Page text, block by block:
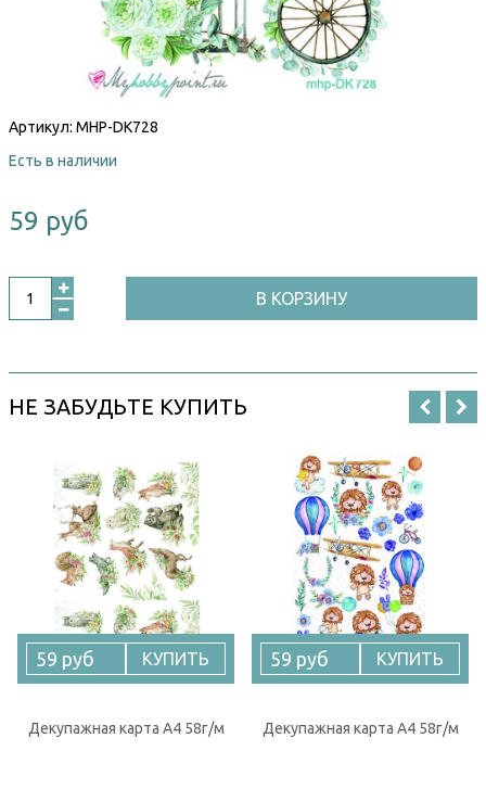
Артикул: MHP-DK728
Есть в наличии
59 руб
В КОРЗИНУ
НЕ ЗАБУДЬТЕ КУПИТЬ
59 руб КУПИТЬ
Декупажная карта А4 58г/м
59 руб КУПИТЬ
Декупажная карта А4 58г/м